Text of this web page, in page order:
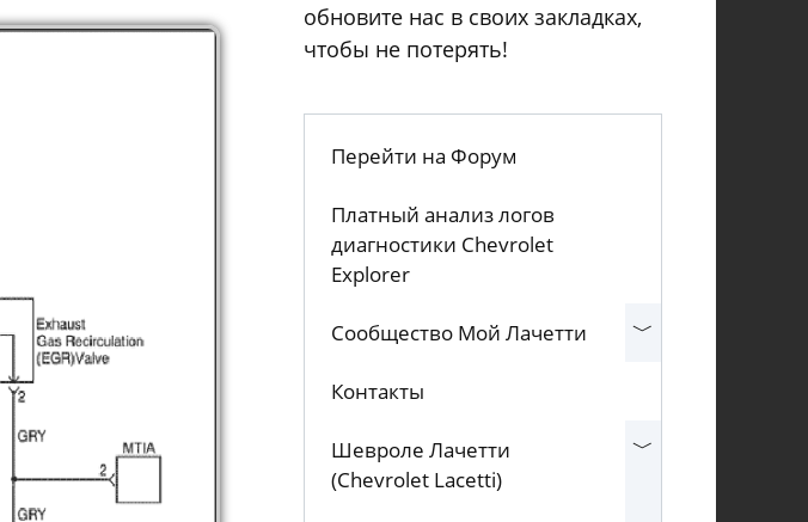
обновите нас в своих закладках,
чтобы не потерять!
Перейти на Форум
Платный анализ логов
диагностики Chevrolet
Explorer
Сообщество Мой Лачетти
Контакты
Шевроле Лачетти
(Chevrolet Lacetti)